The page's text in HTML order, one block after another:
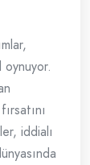
iddialı